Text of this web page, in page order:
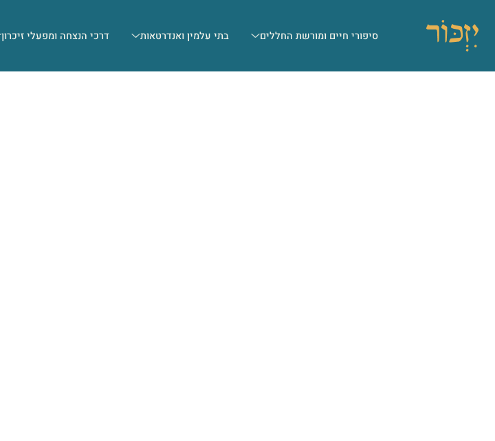
סיפורי חיים ומורשת החללים בתי עלמין ואנדרטאות דרכי הנצחה ומפעלי זיכרון